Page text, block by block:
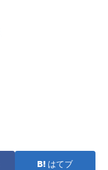
はてブ